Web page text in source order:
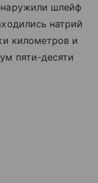
шлейф
натрий
километров и
пяти-десяти